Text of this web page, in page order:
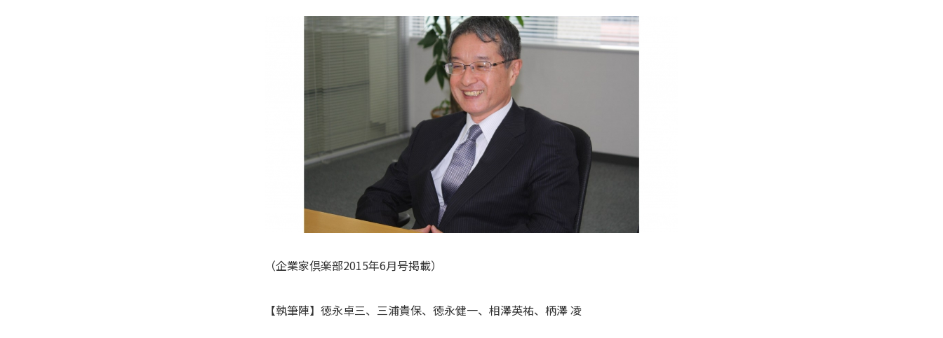
（企業家倶楽部2015年6月号掲載）
【執筆陣】徳永卓三、三浦貴保、徳永健一、相澤英祐、柄澤 凌